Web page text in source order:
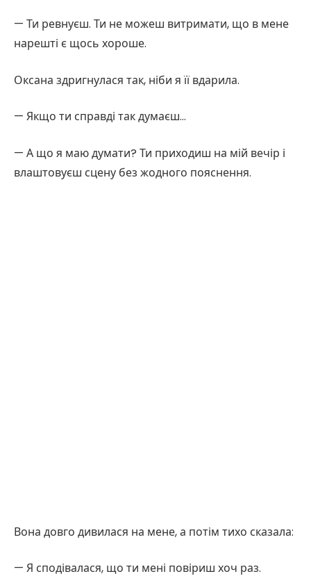
— Ти ревнуєш. Ти не можеш витримати, що в мене
нарешті є щось хороше.
Оксана здригнулася так, ніби я її вдарила.
— Якщо ти справді так думаєш…
— А що я маю думати? Ти приходиш на мій вечір і
влаштовуєш сцену без жодного пояснення.
Вона довго дивилася на мене, а потім тихо сказала:
— Я сподівалася, що ти мені повіриш хоч раз.